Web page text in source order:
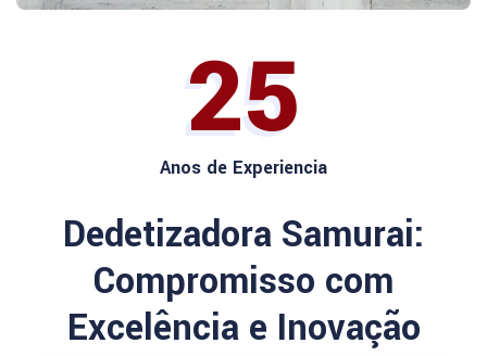
25
Anos de Experiencia
Dedetizadora Samurai:
Compromisso com
Excelência e Inovação